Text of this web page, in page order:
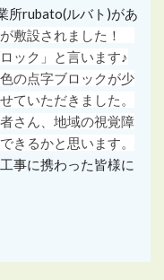
所rubato(ルバト)があ
が敷設されました！
ック」と言います♪
の点字ブロックが少
ていただきました。
さん、地域の視覚障
きるかと思います。
事に携わった皆様に